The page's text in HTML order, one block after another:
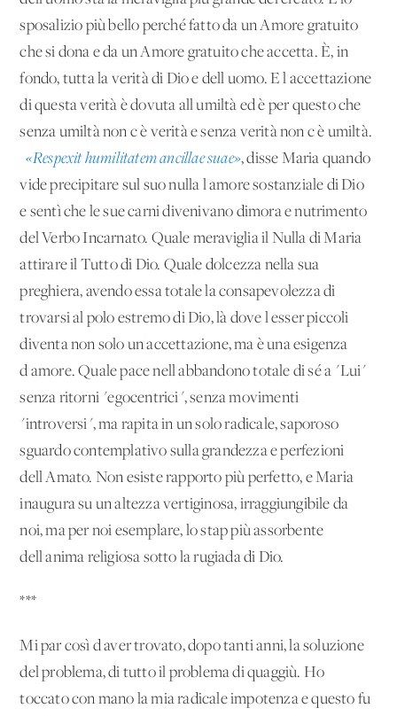
sposalizio più bello perché fatto da un Amore gratuito
che si dona e da un Amore gratuito che accetta. È, in
fondo, tutta la verità di Dio e dell'uomo. E l'accettazione
di questa verità è dovuta all'umiltà ed è per questo che
senza umiltà non c'è verità e senza verità non c'è umiltà.
«Respexit humilitatem ancillae suae», disse Maria quando
vide precipitare sul suo nulla l'amore sostanziale di Dio
e sentì che le sue carni divenivano dimora e nutrimento
del Verbo Incarnato. Quale meraviglia il Nulla di Maria
attirare il Tutto di Dio. Quale dolcezza nella sua
preghiera, avendo essa totale la consapevolezza di
trovarsi al polo estremo di Dio, là dove l'esser piccoli
diventa non solo un'accettazione, ma è una esigenza
d'amore. Quale pace nell'abbandono totale di sé a "Lui"
senza ritorni "egocentrici", senza movimenti
"introversi", ma rapita in un solo radicale, saporoso
sguardo contemplativo sulla grandezza e perfezioni
dell'Amato. Non esiste rapporto più perfetto, e Maria
inaugura su un'altezza vertiginosa, irraggiungibile da
noi, ma per noi esemplare, lo stap più assorbente
dell'anima religiosa sotto la rugiada di Dio.
***
Mi par così d'aver trovato, dopo tanti anni, la soluzione
del problema, di tutto il problema di quaggiù. Ho
toccato con mano la mia radicale impotenza e questo fu